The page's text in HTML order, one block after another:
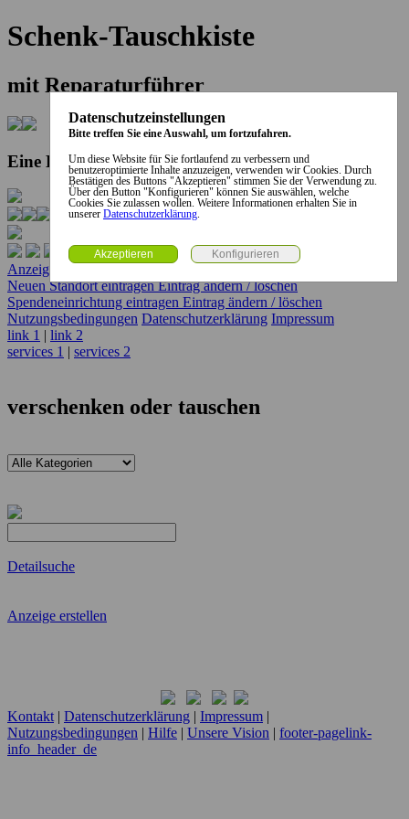
Schenk-Tauschkiste
mit Reparaturführer
Eine Kooperation der Stadt und des Landkreises...
Anzeige erstellen
Neuen Standort eintragenEintrag ändern / löschen
Spendeneinrichtung eintragen Eintrag ändern / löschen
Nutzungsbedingungen Datenschutzerklärung Impressum
link 1 | link 2
services 1 | services 2
verschenken oder tauschen
Detailsuche
Anzeige erstellen
Kontakt | Datenschutzerklärung | Impressum |
Nutzungsbedingungen | Hilfe | Unsere Vision | footer-pagelink-
info_header_de
Datenschutzeinstellungen
Bitte treffen Sie eine Auswahl, um fortzufahren.
Um diese Website für Sie fortlaufend zu verbessern und
benutzeroptimierte Inhalte anzuzeigen, verwenden wir Cookies. Durch
Bestätigen des Buttons "Akzeptieren" stimmen Sie der Verwendung zu.
Über den Button "Konfigurieren" können Sie auswählen, welche
Cookies Sie zulassen wollen. Weitere Informationen erhalten Sie in
unserer Datenschutzerklärung.